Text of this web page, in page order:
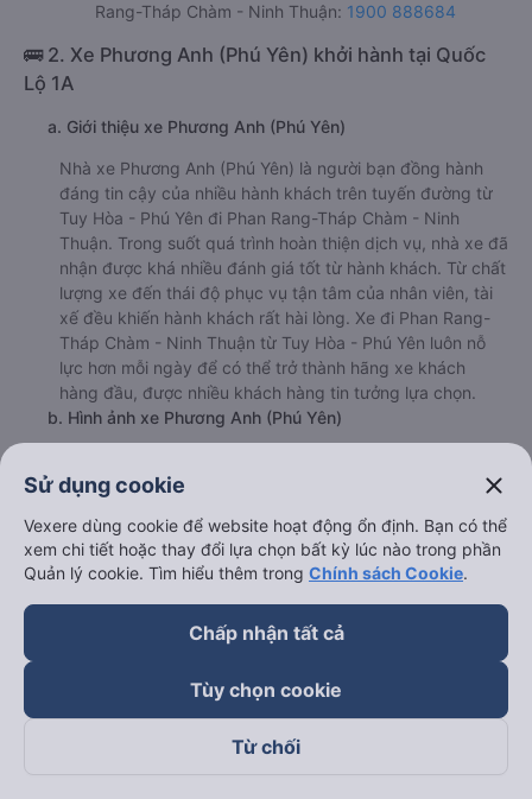
Rang-Tháp Chàm - Ninh Thuận: 1900 888684
🚌 2. Xe Phương Anh (Phú Yên) khởi hành tại Quốc
Lộ 1A
a. Giới thiệu xe Phương Anh (Phú Yên)
Nhà xe Phương Anh (Phú Yên) là người bạn đồng hành
đáng tin cậy của nhiều hành khách trên tuyến đường từ
Tuy Hòa - Phú Yên đi Phan Rang-Tháp Chàm - Ninh
Thuận. Trong suốt quá trình hoàn thiện dịch vụ, nhà xe đã
nhận được khá nhiều đánh giá tốt từ hành khách. Từ chất
lượng xe đến thái độ phục vụ tận tâm của nhân viên, tài
xế đều khiến hành khách rất hài lòng. Xe đi Phan Rang-
Tháp Chàm - Ninh Thuận từ Tuy Hòa - Phú Yên luôn nỗ
lực hơn mỗi ngày để có thể trở thành hãng xe khách
hàng đầu, được nhiều khách hàng tin tưởng lựa chọn.
b. Hình ảnh xe Phương Anh (Phú Yên)
Sử dụng cookie close
Vexere dùng cookie để website hoạt động ổn định. Bạn có thể
xem chi tiết hoặc thay đổi lựa chọn bất kỳ lúc nào trong phần
Quản lý cookie. Tìm hiểu thêm trong Chính sách Cookie.
Chấp nhận tất cả
Tùy chọn cookie
Từ chối